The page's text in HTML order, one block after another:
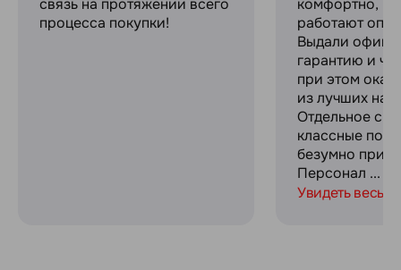
связь на протяжении всего
процесса покупки!
комфортно,
работают
Выдали
гарантию и
при этом
из лучших на
Отдельное
классные
безумно
Персонал ...
Увидеть весь